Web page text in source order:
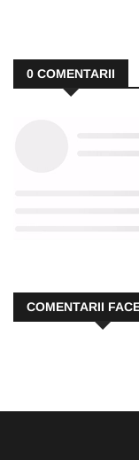
0 COMENTARII
COMENTARII